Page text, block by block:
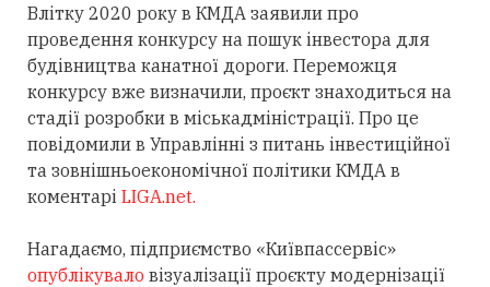
Влітку 2020 року в КМДА заявили про
проведення конкурсу на пошук інвестора для
будівництва канатної дороги. Переможця
конкурсу вже визначили, проєкт знаходиться на
стадії розробки в міськадміністрації. Про це
повідомили в Управлінні з питань інвестиційної
та зовнішньоекономічної політики КМДА в
коментарі LIGA.net.
Нагадаємо, підприємство «Київпассервіс»
опублікувало візуалізації проєкту модернізації